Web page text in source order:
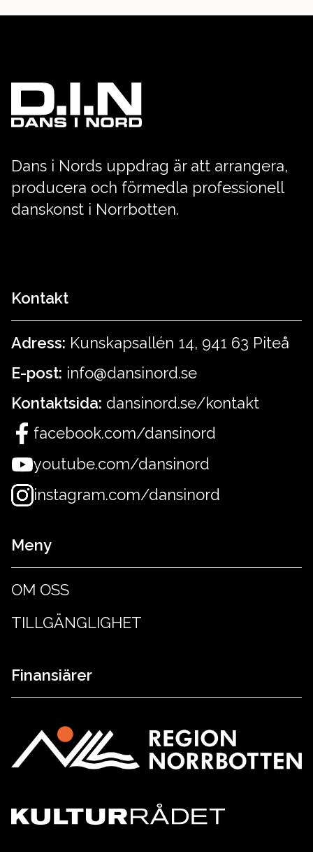
Dans i Nords uppdrag är att arrangera,
producera och förmedla professionell
danskonst i Norrbotten.
Kontakt
Adress: Kunskapsallén 14, 941 63 Piteå
E-post: info@dansinord.se
Kontaktsida: dansinord.se/kontakt
facebook.com/dansinord
youtube.com/dansinord
instagram.com/dansinord
Meny
OM OSS
TILLGÄNGLIGHET
Finansiärer